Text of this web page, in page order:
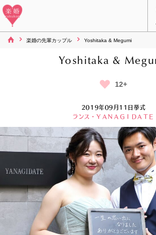
楽婚の先輩カップル Yoshitaka & Megumi
Yoshitaka &
12+
2019年09月11日挙式
ランス・ＹＡＮＡＧＩＤＡＴＥ